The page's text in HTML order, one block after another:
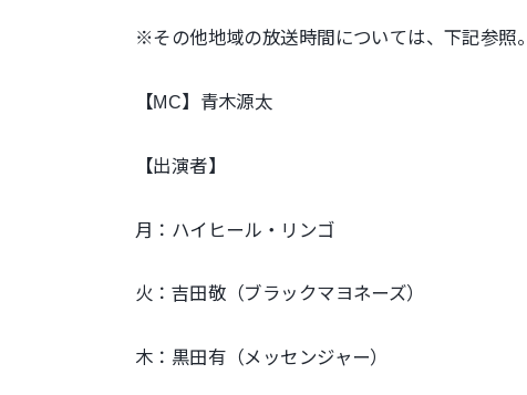
※その他地域の放送時間については、下記参照。
【MC】青木源太
【出演者】
月：ハイヒール・リンゴ
火：吉田敬（ブラックマヨネーズ）
木：黒田有（メッセンジャー）